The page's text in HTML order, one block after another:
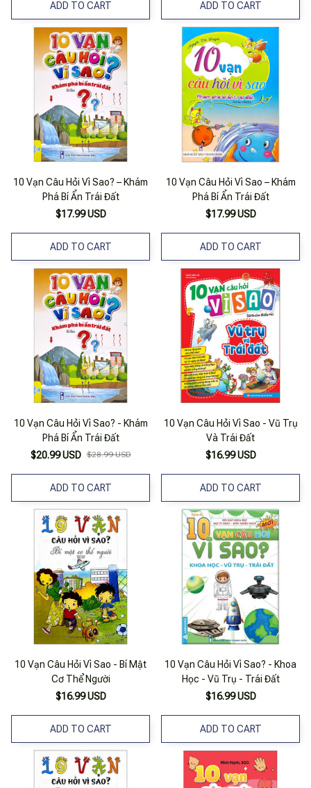
ADD TO CART ADD TO CART
10 Vạn Câu Hỏi Vì Sao? – Khám
Phá Bí Ẩn Trái Đất
$17.99 USD
ADD TO CART
10 Vạn Câu Hỏi Vì Sao – Khám
Phá Bí Ẩn Trái Đất
$17.99 USD
ADD TO CART
10 Vạn Câu Hỏi Vì Sao? - Khám
Phá Bí Ẩn Trái Đất
$20.99 USD $28.99 USD
ADD TO CART
10 Vạn Câu Hỏi Vì Sao - Vũ Trụ
Và Trái Đất
$16.99 USD
ADD TO CART
10 Vạn Câu Hỏi Vì Sao - Bí Mật
Cơ Thể Người
$16.99 USD
ADD TO CART
10 Vạn Câu Hỏi Vì Sao? - Khoa
Học - Vũ Trụ - Trái Đất
$16.99 USD
ADD TO CART